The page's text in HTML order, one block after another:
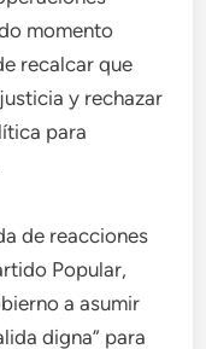
momento
recalcar que
y rechazar
para
de reacciones
Popular,
a asumir
digna” para